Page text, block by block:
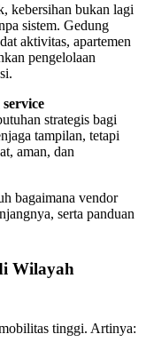
kebersihan bukan lagi
sistem. Gedung
aktivitas, apartemen
pengelolaan
strategis bagi
tampilan, tetapi
aman, dan
bagaimana vendor
serta panduan
Wilayah
tinggi. Artinya: